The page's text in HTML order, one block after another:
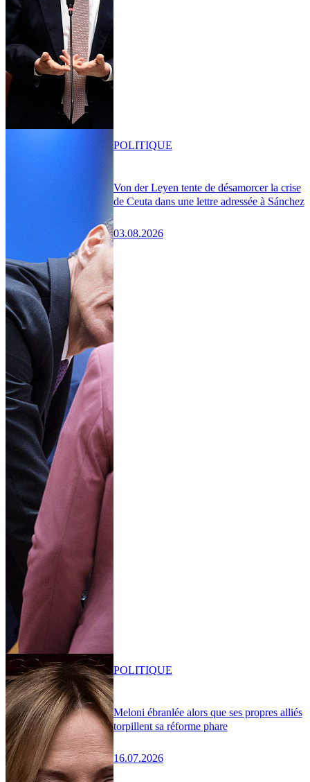
Von der Leyen tente de désamorcer la crise
de Ceuta dans une lettre adressée à Sánchez
03.08.2026
POLITIQUE
Meloni ébranlée alors que ses propres alliés
torpillent sa réforme phare
16.07.2026
POLITIQUE